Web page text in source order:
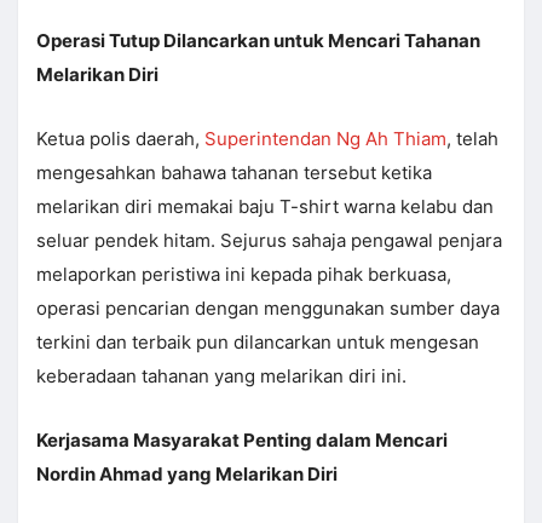
Operasi Tutup Dilancarkan untuk Mencari Tahanan
Melarikan Diri
Ketua polis daerah, Superintendan Ng Ah Thiam, telah
mengesahkan bahawa tahanan tersebut ketika
melarikan diri memakai baju T-shirt warna kelabu dan
seluar pendek hitam. Sejurus sahaja pengawal penjara
melaporkan peristiwa ini kepada pihak berkuasa,
operasi pencarian dengan menggunakan sumber daya
terkini dan terbaik pun dilancarkan untuk mengesan
keberadaan tahanan yang melarikan diri ini.
Kerjasama Masyarakat Penting dalam Mencari
Nordin Ahmad yang Melarikan Diri